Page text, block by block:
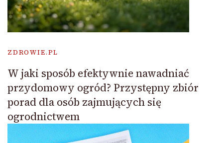
ZDROWIE.PL
W jaki sposób efektywnie nawadniać
przydomowy ogród? Przystępny zbiór
porad dla osób zajmujących się
ogrodnictwem